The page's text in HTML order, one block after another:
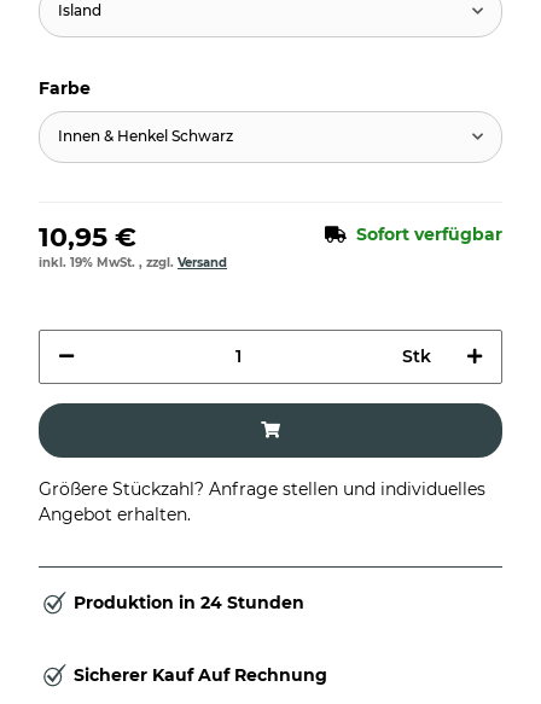
Island
Farbe
Innen & Henkel Schwarz
10,95 € Sofort verfügbar
inkl. 19% MwSt. , zzgl. Versand
Stk
Größere Stückzahl? Anfrage stellen und individuelles
Angebot erhalten.
Produktion in 24 Stunden
Sicherer Kauf Auf Rechnung